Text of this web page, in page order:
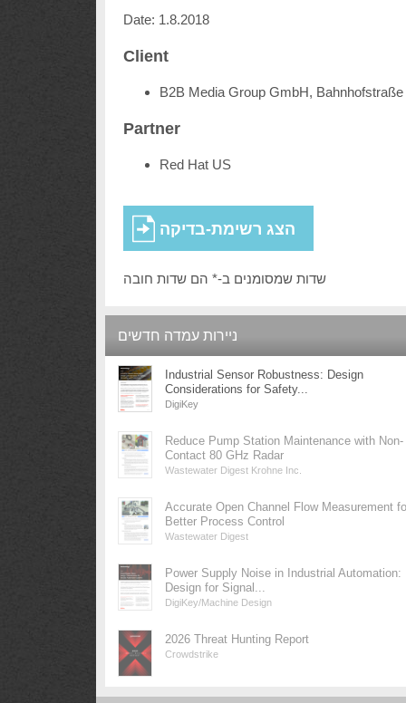
Date: 1.8.2018
Client
B2B Media Group GmbH,
Partner
Red Hat US
שדות שמסומנים ב-* הם שדות חובה
ניירות עמדה חדשים
Industrial Sensor Robustness: Design
Considerations for Safety...
DigiKey
Reduce Pump Station Maintenance with Non-
Contact 80 GHz Radar
Wastewater Digest Krohne Inc.
Accurate Open Channel Flow Measurement
Better Process Control
Wastewater Digest
Power Supply Noise in Industrial Automation:
Design for Signal...
DigiKey/Machine Design
2026 Threat Hunting Report
Crowdstrike